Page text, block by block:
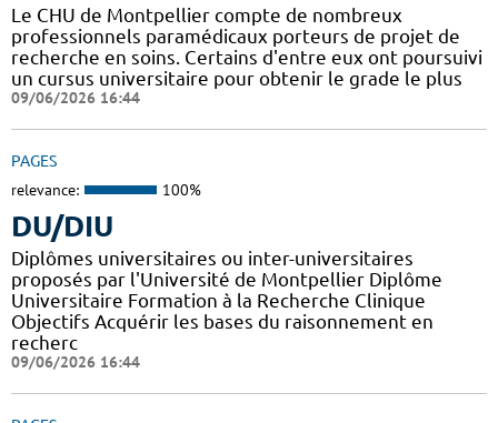
Le CHU de Montpellier compte de nombreux
professionnels paramédicaux porteurs de projet de
recherche en soins. Certains d'entre eux ont poursuivi
un cursus universitaire pour obtenir le grade le plus
09/06/2026 16:44
PAGES
relevance: 100%
DU/DIU
Diplômes universitaires ou inter-universitaires
proposés par l'Université de Montpellier Diplôme
Universitaire Formation à la Recherche Clinique
Objectifs Acquérir les bases du raisonnement en
recherc
09/06/2026 16:44